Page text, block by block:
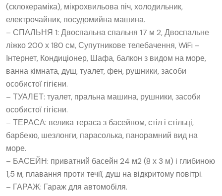
(склокераміка), мікрохвильова піч, холодильник,
електрочайник, посудомийна машина.
– СПАЛЬНЯ 1: Двоспальна спальня 17 м 2, Двоспальне
ліжко 200 х 180 см, Супутникове телебачення, WiFi –
Інтернет, Кондиціонер, Шафа, балкон з видом на море,
ванна кімната, душ, туалет, фен, рушники, засоби
особистої гігієни.
– ТУАЛЕТ: туалет, пральна машина, рушники, засоби
особистої гігієни.
– ТЕРАСА: велика тераса з басейном, стіл і стільці,
барбекю, шезлонги, парасолька, панорамний вид на
море.
– БАСЕЙН: приватний басейн 24 м2 (8 х 3 м) і глибиною
1,5 м, плавання проти течії, душ на відкритому повітрі.
– ГАРАЖ: Гараж для автомобіля.